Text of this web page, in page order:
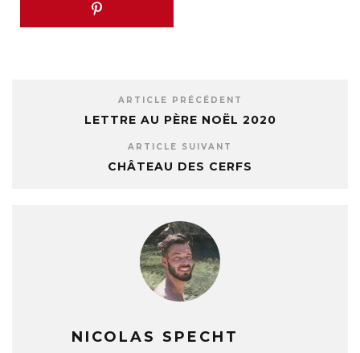
ARTICLE PRÉCÉDENT
LETTRE AU PÈRE NOËL 2020
ARTICLE SUIVANT
CHÂTEAU DES CERFS
NICOLAS SPECHT